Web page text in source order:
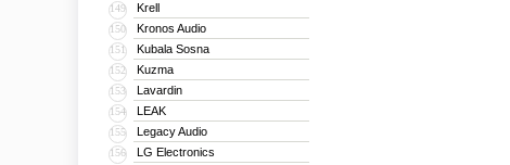
149 Krell
150 Kronos Audio
151 Kubala Sosna
152 Kuzma
153 Lavardin
154 LEAK
155 Legacy Audio
156 LG Electronics